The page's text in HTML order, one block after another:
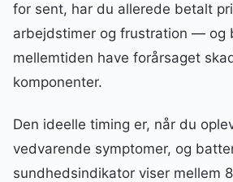
for sent, har du allerede betalt
arbejdstimer og frustration — og
mellemtiden have forårsaget
komponenter.
Den ideelle timing er, når du
vedvarende symptomer, og
sundhedsindikator viser mellem